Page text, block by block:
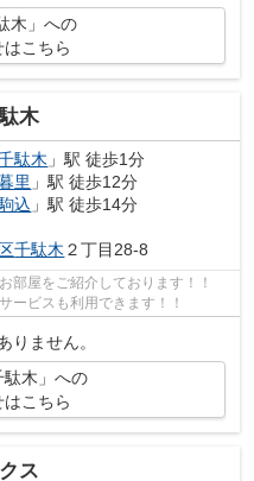
木」への
こちら
木
駄木 」駅 徒歩1分
里 」駅 徒歩12分
込 」駅 徒歩14分
千駄木 ２丁目28-8
部屋をご紹介しております！！
ービスも利用できます！！
りません。
駄木」への
こちら
ス